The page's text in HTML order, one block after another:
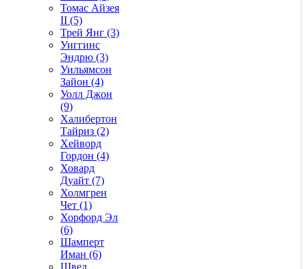
Томас Айзея
II (5)
Трей Янг (3)
Уиггинс
Эндрю (3)
Уильямсон
Зайон (4)
Уолл Джон
(9)
Халибертон
Тайриз (2)
Хейворд
Гордон (4)
Ховард
Дуайт (7)
Холмгрен
Чет (1)
Хорфорд Эл
(6)
Шамперт
Иман (6)
Швед